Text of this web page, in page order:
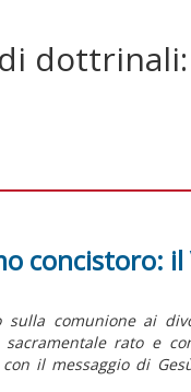
concistoro:
comunione ai
rato e
il messaggio di